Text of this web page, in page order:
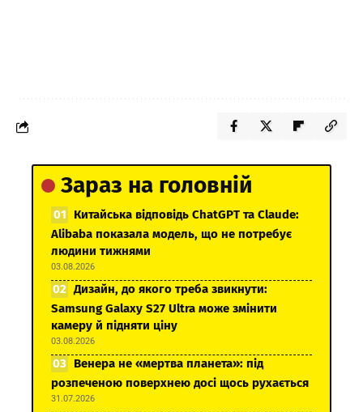
Зараз на головній
Китайська відповідь ChatGPT та Claude:
Alibaba показала модель, що не потребує
людини тижнями
03.08.2026
Дизайн, до якого треба звикнути:
Samsung Galaxy S27 Ultra може змінити
камеру й підняти ціну
03.08.2026
Венера не «мертва планета»: під
розпеченою поверхнею досі щось рухається
31.07.2026